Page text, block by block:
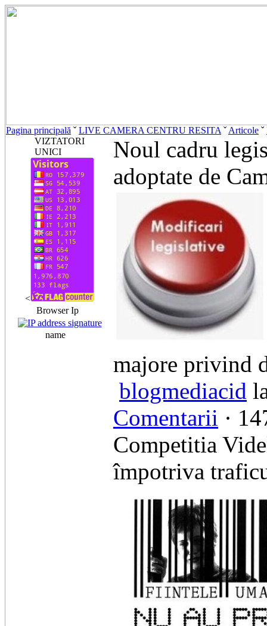
Pagina principală ˇLIVE CAMERA CENTRU RESITA ˇArticole ˇ
VIZTATORI
UNICI
<
Browser Ip
name
Noul cadru
adoptate de
majore privind
blogmediacid
Comentarii ·
Competitia
împotriva